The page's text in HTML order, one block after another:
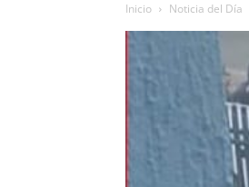
Inicio Noticia del Día